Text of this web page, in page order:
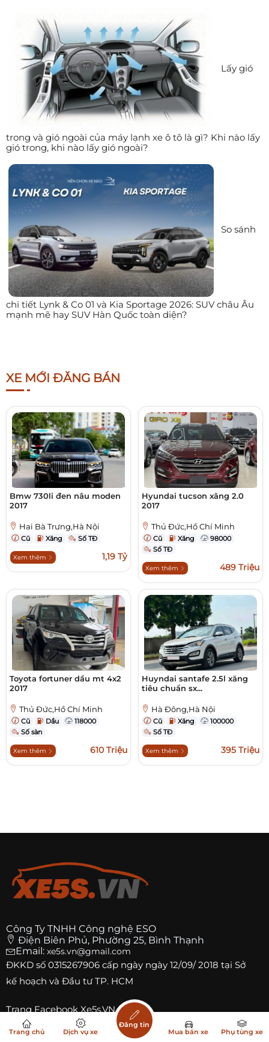
Lấy gió
trong và gió ngoài của máy lạnh xe ô tô là gì? Khi nào lấy
gió trong, khi nào lấy gió ngoài?
So sánh
chi tiết Lynk & Co 01 và Kia Sportage 2026: SUV châu Âu
mạnh mẽ hay SUV Hàn Quốc toàn diện?
XE MỚI ĐĂNG BÁN
Bmw 730li đen nâu moden
2017
Hai Bà Trưng,Hà Nội
Cũ Xăng Số TĐ
Xem thêm 1,19 Tỷ
Hyundai tucson xăng 2.0
2017
Thủ Đức,Hồ Chí Minh
Cũ Xăng
98000
Số TĐ
Xem thêm 489 Triệu
Toyota fortuner dầu mt 4x2
2017
Thủ Đức,Hồ Chí Minh
Cũ Dầu
118000
Số sàn
Xem thêm 610 Triệu
Huyndai santafe 2.5l xăng
tiêu chuẩn sx...
Hà Đông,Hà Nội
Cũ Xăng
100000
Số TĐ
Xem thêm 395 Triệu
Công Ty TNHH Công nghệ ESO
Điện Biên Phủ, Phường 25, Bình Thạnh
Email: xe5s.vn@gmail.com
ĐKKD số 0315267906 cấp ngày ngày 12/09/ 2018 tại Sở
kế hoạch và Đầu tư TP. HCM
TrangFacebook Xe5s.VN
Trang chủ Dịch vụ xe
Đăng tin
Mua bán xe
Phụ tùng xe